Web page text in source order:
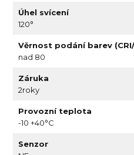
Úhel svícení
120°
Věrnost podání barev
nad 80
Záruka
2roky
Provozní teplota
-10 +40°C
Senzor